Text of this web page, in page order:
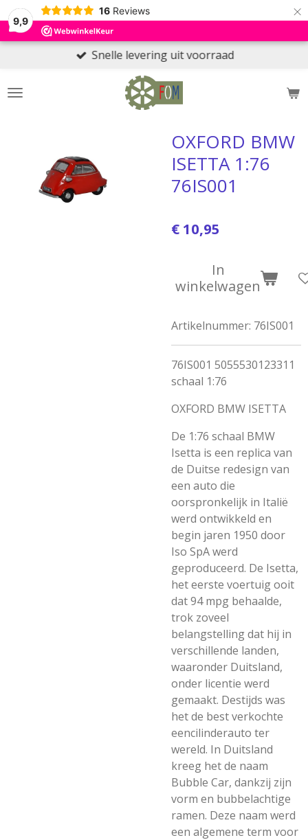
9,9
16 Reviews ×
Snelle levering uit voorraad
OXFORD BMW
ISETTA 1:76
76IS001
€ 10,95
In
winkelwagen
Artikelnummer: 76IS001
76IS001 5055530123311
schaal 1:76
OXFORD BMW ISETTA
De 1:76 schaal BMW
Isetta is een replica van
de Duitse redesign van
een auto die
oorspronkelijk in Italië
werd ontwikkeld en
begin jaren 1950 door
Iso SpA werd
geproduceerd. De Isetta,
het eerste voertuig ooit
dat 94 mpg behaalde,
trok zoveel
belangstelling dat hij in
verschillende landen,
waaronder Duitsland,
onder licentie werd
gemaakt. Destijds was
het de best verkochte
eencilinderauto ter
wereld. In Duitsland
kreeg het de naam
Bubble Car, dankzij zijn
vorm en bubbelachtige
ramen. Deze naam werd
een algemene term voor